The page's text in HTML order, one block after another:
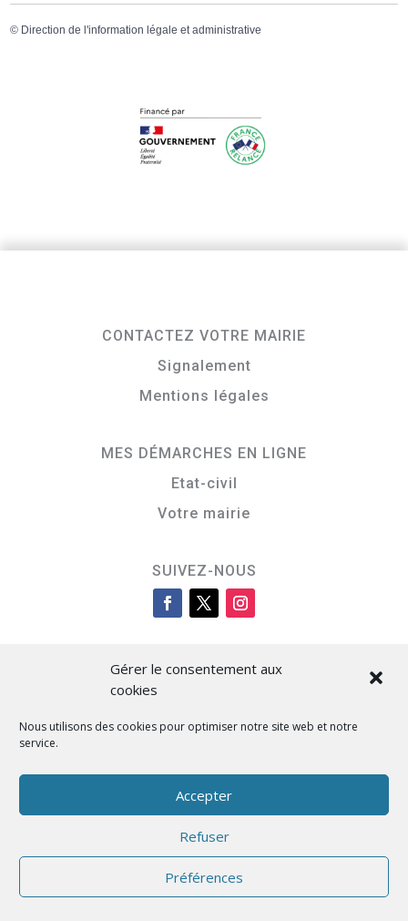
Gérer le consentement aux
cookies
Nous utilisons des cookies pour optimiser notre site web et notre
service.
Accepter
Refuser
Préférences
© Direction de l'information légale et administrative
CONTACTEZ VOTRE MAIRIE
Signalement
Mentions légales
MES DÉMARCHES EN LIGNE
Etat-civil
Votre mairie
SUIVEZ-NOUS
Cità di L’Isula
Designed by BKM Web Consulting